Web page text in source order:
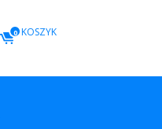
0 KOSZYK